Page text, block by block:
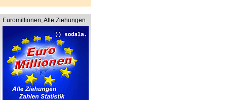
Euromillionen, Alle Ziehungen